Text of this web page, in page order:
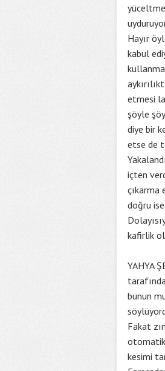
Hayır
kabul
etmesi
şöyle
diye bir
etse de
içten
çıkarma
doğru
kafirlik
YAHYA
bunun
Fakat
kesimi